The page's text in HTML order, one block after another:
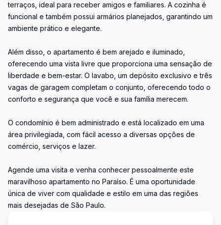
terraços, ideal para receber amigos e familiares. A cozinha é
funcional e também possui armários planejados, garantindo um
ambiente prático e elegante.
Além disso, o apartamento é bem arejado e iluminado,
oferecendo uma vista livre que proporciona uma sensação de
liberdade e bem-estar. O lavabo, um depósito exclusivo e três
vagas de garagem completam o conjunto, oferecendo todo o
conforto e segurança que você e sua família merecem.
O condomínio é bem administrado e está localizado em uma
área privilegiada, com fácil acesso a diversas opções de
comércio, serviços e lazer.
Agende uma visita e venha conhecer pessoalmente este
maravilhoso apartamento no Paraíso. É uma oportunidade
única de viver com qualidade e estilo em uma das regiões
mais desejadas de São Paulo.